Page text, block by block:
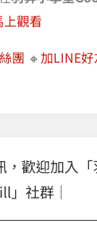
上觀看
團 🔸加LINE好
，歡迎加入
」社群｜